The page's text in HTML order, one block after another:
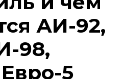
АИ-92,
98,
5